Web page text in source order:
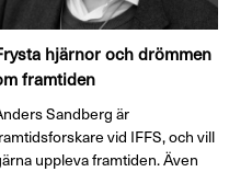
hjärnor och drömmen
framtiden
Sandberg är
vid IFFS, och vill
uppleva framtiden. Även